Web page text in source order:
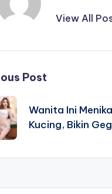
View All
Post
Wanita Ini
Kucing, Bikin